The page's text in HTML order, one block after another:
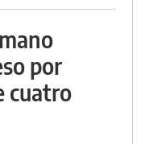
por
cuatro